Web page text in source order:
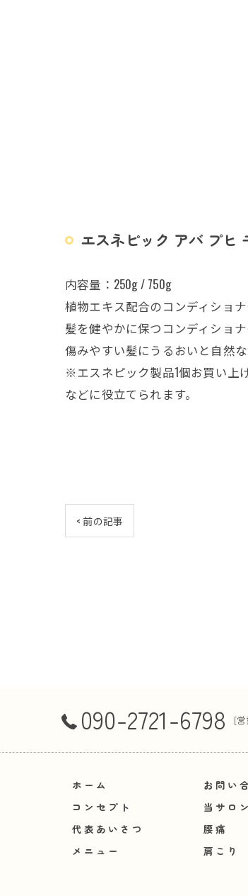
エスネピック アバ プヒ
内容量：250g / 750g
植物エキス配合のコンディショナ
髪を健やかに保つコンディショナ
傷みやすい髪にうるおいと自然
※エスネピック製品1個お買い上
などに役立てられます。
< 前の記事
090-2721-6798 [
ホーム
コンセプト
代表あいさつ
メニュー
お問い
当サロ
腰痛
肩こり